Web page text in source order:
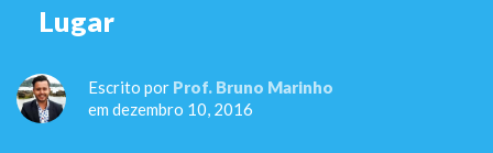
Lugar
Escrito por Prof. Bruno Marinho
em dezembro 10, 2016